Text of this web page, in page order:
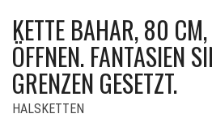
KETTE BAHAR, 80 CM,
FFNEN. FANTASIEN
RENZEN GESETZT.
HALSKETTEN